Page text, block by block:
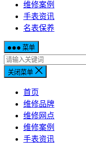
维修案例
手表资讯
名表保养
菜单
关闭菜单
首页
维修品牌
维修网点
维修案例
手表资讯